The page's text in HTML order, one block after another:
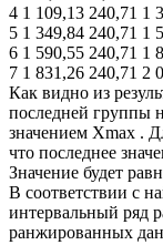
4 1 109,13 240,71 1
5 1 349,84 240,71 1
6 1 590,55 240,71 1
7 1 831,26 240,71 2
Как видно из
последней группы
значением Xmax .
что последнее
Значение будет
В соответствии с
интервальный ряд
ранжированных